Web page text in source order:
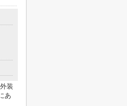
装
あ